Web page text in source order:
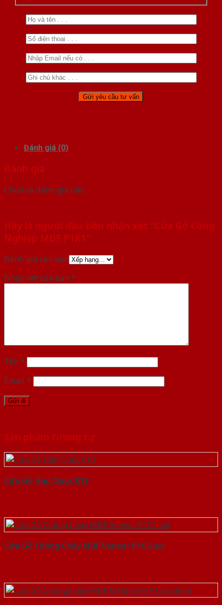
Đánh giá (0)
Đánh giá
Chưa có đánh giá nào.
Hãy là người đầu tiên nhận xét “Cửa Gỗ Công
Nghiệp MDF P1R1”
Đánh giá của bạn
Nhận xét của bạn *
Tên *
Email *
Sản phẩm tương tự
Cửa Gỗ Hàn Quốc 018
Cửa Gỗ Chống Cháy MDF Veneer P1G1 soi